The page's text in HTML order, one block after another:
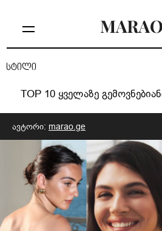
სტილი
TOP 10 ყველაზე
ავტორი: marao.ge